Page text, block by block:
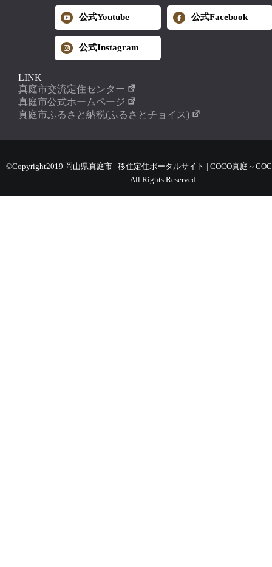
公式Youtube 公式Facebook
公式Instagram
LINK
真庭市交流定住センター
真庭市公式ホームページ
真庭市ふるさと納税(ふるさとチョイス)
©Copyright2019 岡山県真庭市 | 移住定住ポータルサイト | COCO真庭～
All Rights Reserved.